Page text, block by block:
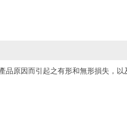
品原因而引起之有形和無形損失，以